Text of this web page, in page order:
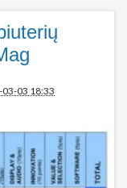
03 18:33